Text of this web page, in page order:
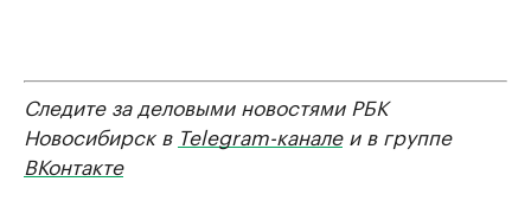
Следите за деловыми новостями РБК
Новосибирск в Telegram-каналеи в группе
ВКонтакте